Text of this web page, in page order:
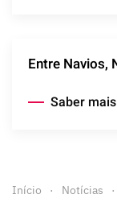
Entre Navios,
Saber mais
Início Notícias